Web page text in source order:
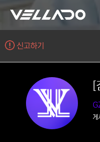
신고하기